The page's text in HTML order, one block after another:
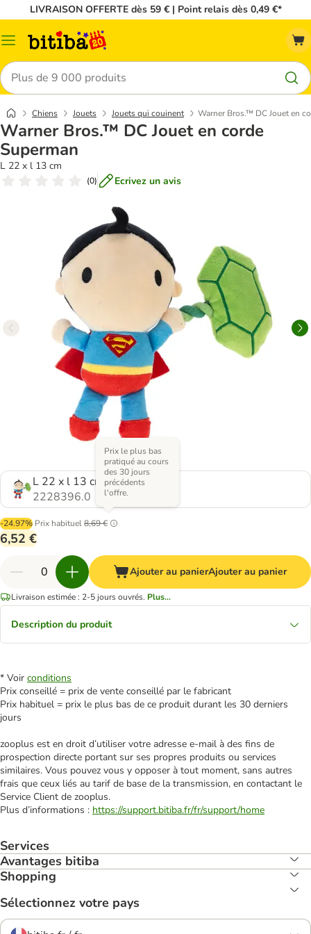
LIVRAISON OFFERTE dès 59 € | Point relais dès 0,49 €*
Menu
Rechercher
Chiens Jouets Jouets qui couinent Warner Bros.™ DC Jouet en
Warner Bros.™ DC Jouet en corde
Superman
L 22 x l 13 cm
(0) Ecrivez un avis
L 22 x l 13 cm
2228396.0
-24.97% Prix habituel8,69 €
Prix le plus bas
pratiqué au cours
des 30 jours
précédents
l'offre.
6,52 €
Ajouter au panierAjouter au panier
Livraison estimée : 2-5 jours ouvrés. Plus...
Description du produit
* Voir conditions
Prix conseillé = prix de vente conseillé par le fabricant
Prix habituel = prix le plus bas de ce produit durant les 30 derniers
jours
zooplus est en droit d’utiliser votre adresse e‑mail à des fins de
prospection directe portant sur ses propres produits ou services
similaires. Vous pouvez vous y opposer à tout moment, sans autres
frais que ceux liés au tarif de base de la transmission, en contactant le
Service Client de zooplus.
Plus d’informations : https://support.bitiba.fr/fr/support/home
Services
Avantages bitiba
Shopping
Sélectionnez votre pays